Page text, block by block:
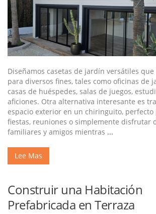
Diseñamos casetas de jardín versátiles
para diversos fines, tales como oficinas de
casas de huéspedes, salas de juegos,
aficiones. Otra alternativa interesante es
espacio exterior en un chiringuito,
fiestas, reuniones o simplemente disfrutar
familiares y amigos mientras ...
Lee Mas
Construir una Habitación
Prefabricada en Terraza